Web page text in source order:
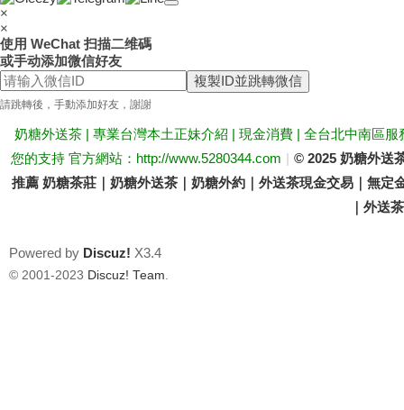
送
茶
×
×
使用 WeChat 扫描二维碼
或手动添加微信好友
複製ID並跳轉微信
請跳轉後，手動添加好友，謝謝
奶糖外送茶 | 專業台灣本土正妹介紹 | 現金消費 | 全台北中南區
您的支持 官方網站：http://www.5280344.com | © 2025 奶糖外送
推薦 奶糖茶莊｜奶糖外送茶｜奶糖外約｜外送茶現金交易｜無
｜外送
Powered by Discuz! X3.4
© 2001-2023 Discuz! Team.